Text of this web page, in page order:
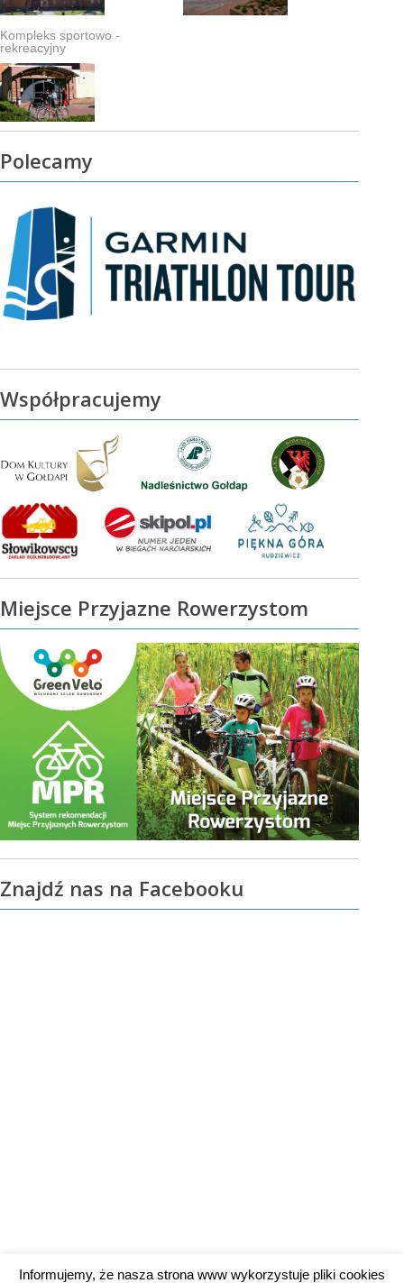
Kompleks sportowo -
rekreacyjny
Polecamy
Współpracujemy
Miejsce Przyjazne Rowerzystom
Znajdź nas na Facebooku
Informujemy, że nasza strona www wykorzystuje pliki cookies